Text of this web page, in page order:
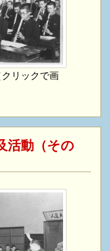
リックで画
活動（その